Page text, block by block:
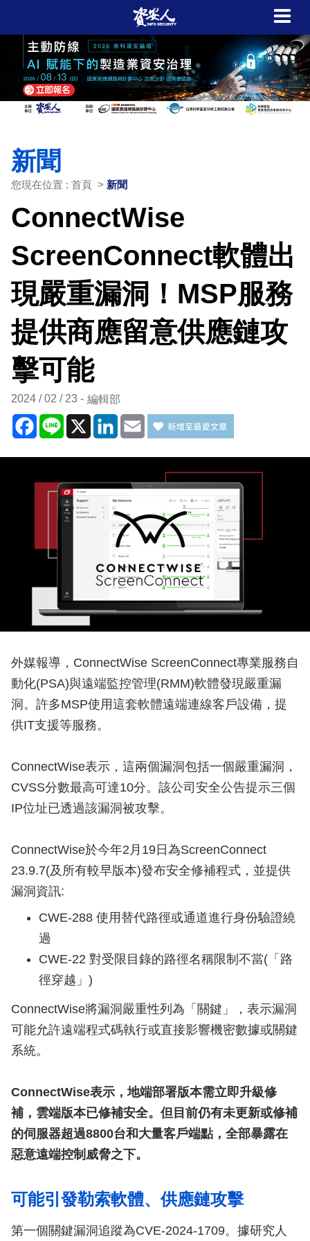
新聞
您現在位置 : 首頁 > 新聞
ConnectWise
ScreenConnect軟體出
現嚴重漏洞！MSP服務
提供商應留意供應鏈攻
擊可能
2024 / 02 / 23 編輯部
Facebook
Line X LinkedIn
Email
外媒報導，ConnectWise ScreenConnect專業服務自
動化(PSA)與遠端監控管理(RMM)軟體發現嚴重漏
洞。許多MSP使用這套軟體遠端連線客戶設備，提
供IT支援等服務。
ConnectWise表示，這兩個漏洞包括一個嚴重漏洞，
CVSS分數最高可達10分。該公司安全公告提示三個
IP位址已透過該漏洞被攻擊。
ConnectWise於今年2月19日為ScreenConnect
23.9.7(及所有較早版本)發布安全修補程式，並提供
漏洞資訊:
CWE-288 使用替代路徑或通道進行身份驗證繞
過
CWE-22 對受限目錄的路徑名稱限制不當(「路
徑穿越」)
ConnectWise將漏洞嚴重性列為「關鍵」，表示漏洞
可能允許遠端程式碼執行或直接影響機密數據或關鍵
系統。
ConnectWise表示，地端部署版本需立即升級修
補，雲端版本已修補安全。但目前仍有未更新或修補
的伺服器超過8800台和大量客戶端點，全部暴露在
惡意遠端控制威脅之下。
可能引發勒索軟體、供應鏈攻擊
第一個關鍵漏洞追蹤為CVE-2024-1709。據研究人